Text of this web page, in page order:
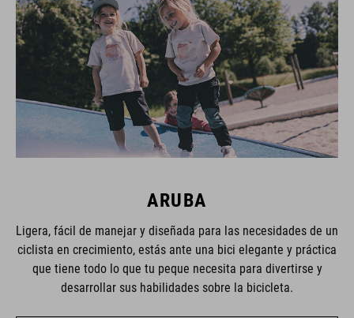
ARUBA
Ligera, fácil de manejar y diseñada para las necesidades de un
ciclista en crecimiento, estás ante una bici elegante y práctica
que tiene todo lo que tu peque necesita para divertirse y
desarrollar sus habilidades sobre la bicicleta.